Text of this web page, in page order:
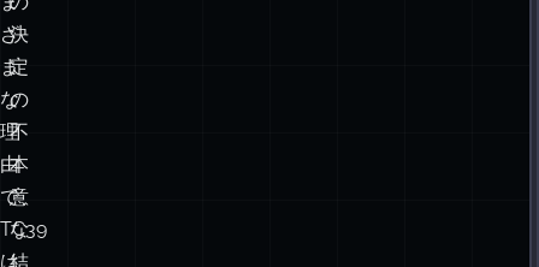
ざ
ま
な
理
由
で、
TC39
は
決
定
の
不
本
意
な
結